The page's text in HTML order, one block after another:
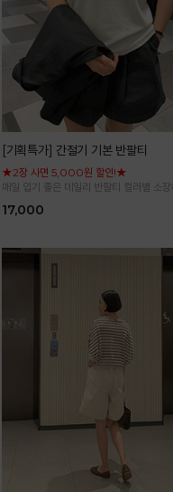
[기획특가] 간절기 기본 반팔티
★2장 사면 5,000원 할인!★
매일 입기 좋은 데일리 반팔티 컬러별 소장
17,000